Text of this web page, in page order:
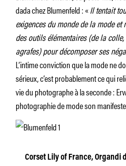
dada chez Blumenfeld : «Il tentait
exigences du monde de la mode
des outils élémentaires (de la
agrafes) pour décomposer ses
L’intime conviction que la mode ne
sérieux, c’est probablement ce qui
vie du photographe à la seconde :
photographie de mode son
Corset Lily of France, Organdi